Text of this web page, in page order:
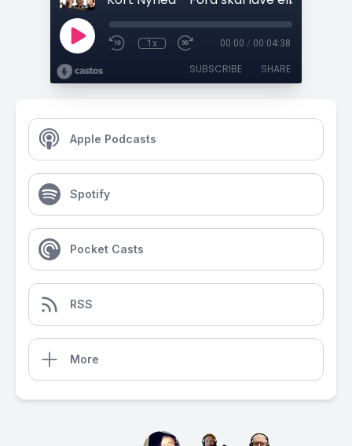
1x 00:00 / 00:04:38
SUBSCRIBE SHARE
Apple Podcasts
Spotify
Pocket Casts
RSS
More